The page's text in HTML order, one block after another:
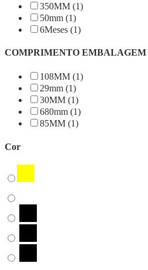
350MM (1)
50mm (1)
6Meses (1)
COMPRIMENTO EMBALAGEM
108MM (1)
29mm (1)
30MM (1)
680mm (1)
85MM (1)
Cor